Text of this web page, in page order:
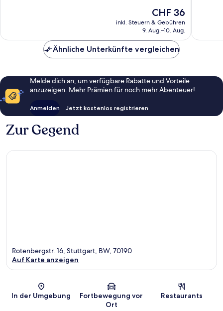
Der
Preis
beträgt
CHF 36
inkl. Steuern & Gebühren
9. Aug.–10. Aug.
Ähnliche Unterkünfte vergleichen
Melde dich an, um verfügbare Rabatte und Vorteile
anzuzeigen. Mehr Prämien für noch mehr Abenteuer!
Anmelden Jetzt kostenlos registrieren
Zur Gegend
Karte
Rotenbergstr. 16, Stuttgart, BW, 70190
Auf Karte anzeigen
In der Umgebung
Fortbewegung vor
Ort
Restaurants